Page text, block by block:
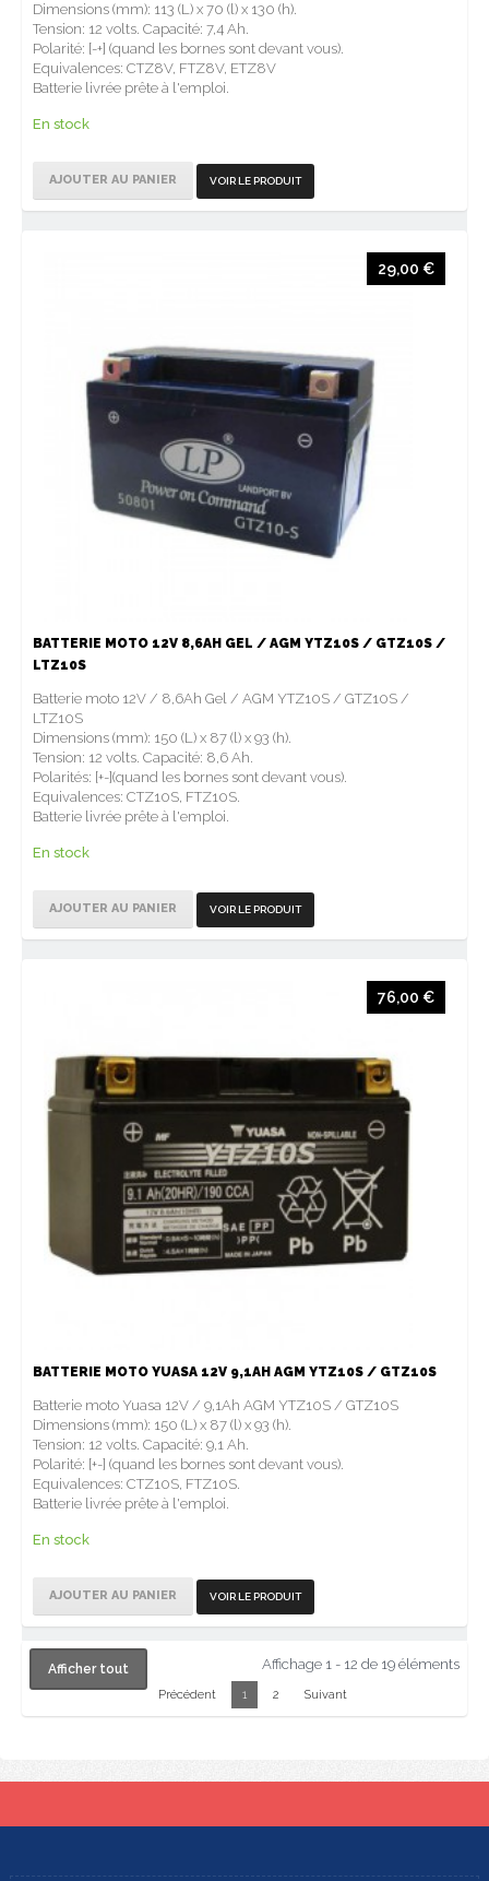
Dimensions (mm): 113 (L) x 70 (l) x 130 (h).
Tension: 12 volts. Capacité: 7,4 Ah.
Polarité: [-+] (quand les bornes sont devant vous).
Equivalences: CTZ8V, FTZ8V, ETZ8V
Batterie livrée prête à l'emploi.
En stock
AJOUTER AU PANIER VOIR LE PRODUIT
BATTERIE MOTO 12V 8,6AH GEL / AGM YTZ10S / GTZ10S /
LTZ10S
Batterie moto 12V / 8,6Ah Gel / AGM YTZ10S / GTZ10S /
LTZ10S
Dimensions (mm): 150 (L) x 87 (l) x 93 (h).
Tension: 12 volts. Capacité: 8,6 Ah.
Polarités: [+-](quand les bornes sont devant vous).
Equivalences: CTZ10S, FTZ10S.
Batterie livrée prête à l'emploi.
En stock
29,00 €
AJOUTER AU PANIER VOIR LE PRODUIT
BATTERIE MOTO YUASA 12V 9,1AH AGM YTZ10S / GTZ10S
Batterie moto Yuasa 12V / 9,1Ah AGM YTZ10S / GTZ10S
Dimensions (mm): 150 (L) x 87 (l) x 93 (h).
Tension: 12 volts. Capacité: 9,1 Ah.
Polarité: [+-] (quand les bornes sont devant vous).
Equivalences: CTZ10S, FTZ10S.
Batterie livrée prête à l'emploi.
En stock
76,00 €
AJOUTER AU PANIER VOIR LE PRODUIT
Afficher tout Affichage 1 - 12 de 19 éléments
Précédent 1 2 Suivant